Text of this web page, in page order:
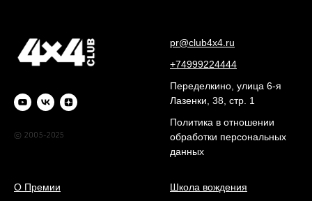
© 2005-2025
pr@club4x4.ru
+74999224444
Переделкино, улица 6-я
Лазенки, 38, стр. 1
Политика в отношении
обработки персональных
данных
О Премии
Школа вождения